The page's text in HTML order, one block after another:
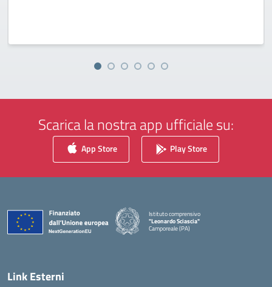
Scarica la nostra app ufficiale su:
App Store Play Store
Istituto comprensivo
"Leonardo Sciascia"
Camporeale (PA)
— Visita la pagina iniziale della scuola
Link Esterni